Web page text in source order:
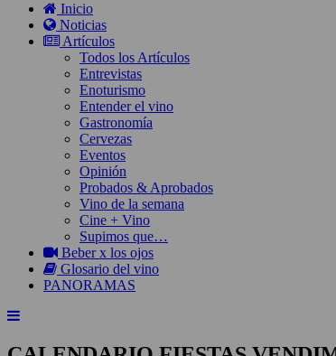
Inicio
Noticias
Artículos
Todos los Artículos
Entrevistas
Enoturismo
Entender el vino
Gastronomía
Cervezas
Eventos
Opinión
Probados & Aprobados
Vino de la semana
Cine + Vino
Supimos que…
Beber x los ojos
Glosario del vino
PANORAMAS